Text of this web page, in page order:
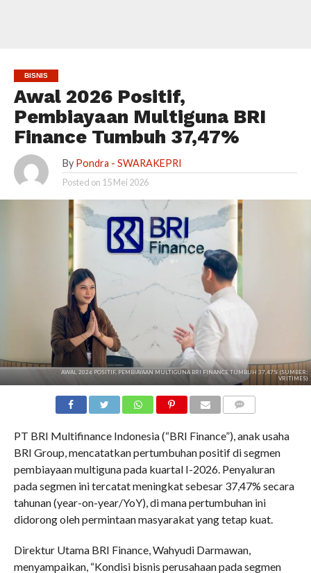
BISNIS
Awal 2026 Positif,
Pembiayaan Multiguna BRI
Finance Tumbuh 37,47%
By Pondra - SWARAKEPRI
Posted on 15 Mei 2026
AWAL 2026 POSITIF, PEMBIAYAAN MULTIGUNA BRI FINANCE TUMBUH 37,47% (SUMBER:
VRITIMES)
PT BRI Multifinance Indonesia (“BRI Finance”), anak usaha
BRI Group, mencatatkan pertumbuhan positif di segmen
pembiayaan multiguna pada kuartal I-2026. Penyaluran
pada segmen ini tercatat meningkat sebesar 37,47% secara
tahunan (year-on-year/YoY), di mana pertumbuhan ini
didorong oleh permintaan masyarakat yang tetap kuat.
Direktur Utama BRI Finance, Wahyudi Darmawan,
menyampaikan, “Kondisi bisnis perusahaan pada segmen